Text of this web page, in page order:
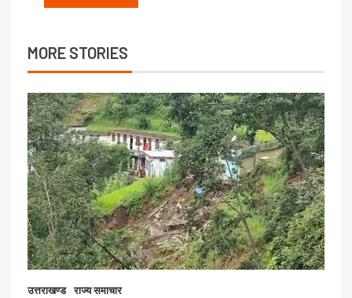
MORE STORIES
उत्तराखण्ड राज्य समाचार